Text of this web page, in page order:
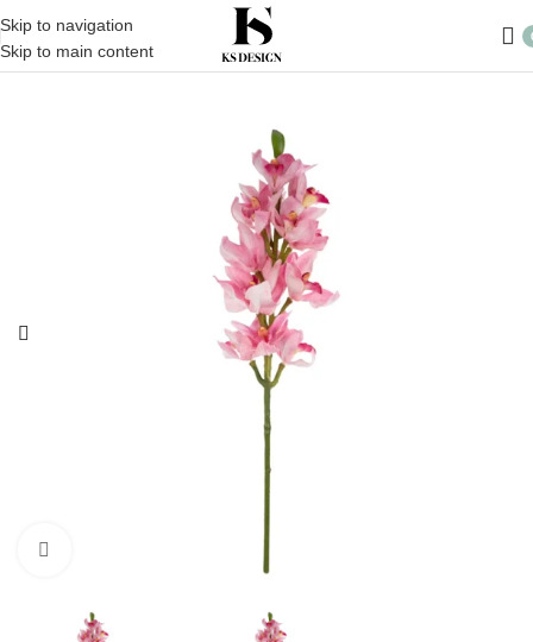
Skip to navigation
Skip to main content